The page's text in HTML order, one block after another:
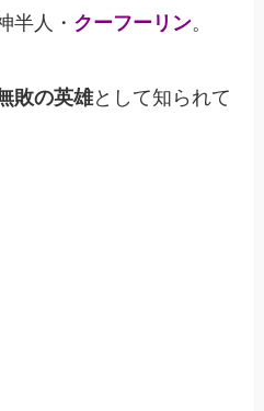
半人・ クーフーリン。
敗の英雄として知られて